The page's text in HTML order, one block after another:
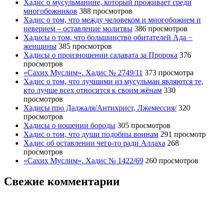
Хадис о мусульманине, который проживает среди
многобожников 388 просмотров
Хадис о том, что между человеком и многобожием и
неверием – оставление молитвы 386 просмотров
Хадисы о том, что большинство обитателей Ада −
женщины 385 просмотров
Хадисы о произношении салавата за Пророка 376
просмотров
«Сахих Муслим». Хадис № 2749/11 373 просмотра
Хадис о том, что лучшими из мусульман являются те,
кто лучше всех относится к своим жёнам 330
просмотров
Хадисы про Даджаля/Антихрист, Лжемессия/ 320
просмотров
Хадисы о ношении бороды 305 просмотров
Хадис о том, что души подобны воинам 291 просмотр
Хадис об оставлении чего-то ради Аллаха 268
просмотров
«Сахих Муслим». Хадис № 1422/69 260 просмотров
Свежие комментарии